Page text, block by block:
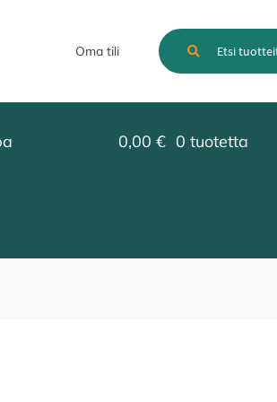
Oma tili
Etsi:
Haku
0,00€ 0 tuotetta